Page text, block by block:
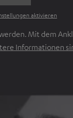
aktivieren
Mit dem
Informationen